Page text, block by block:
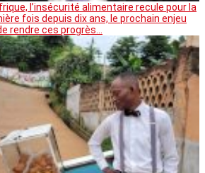
l’insécurité alimentaire recule pour la
fois depuis dix ans, le prochain enjeu
rendre ces progrès…